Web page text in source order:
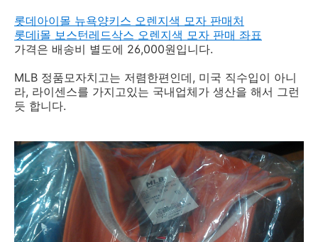
롯데아이몰 뉴욕양키스 오렌지색 모자 판매처
롯데i몰 보스턴레드삭스 오렌지색 모자 판매 좌표
가격은 배송비 별도에 26,000원입니다.
MLB 정품모자치고는 저렴한편인데, 미국 직수입이 아니
라, 라이센스를 가지고있는 국내업체가 생산을 해서 그런
듯 합니다.